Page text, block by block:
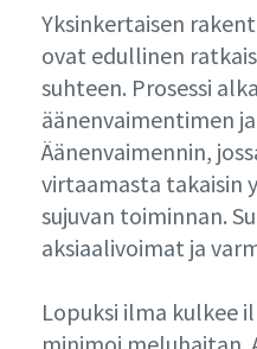
Yksinkertaisen
ovat edullinen
suhteen. Prosessi
äänenvaimentimen
Äänenvaimennin,
virtaamasta takaisin
sujuvan toiminnan.
aksiaalivoimat ja
Lopuksi ilma kulkee